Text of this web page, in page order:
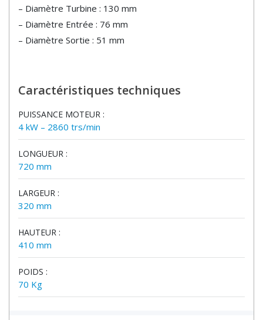
– Diamètre Turbine : 130 mm
– Diamètre Entrée : 76 mm
– Diamètre Sortie : 51 mm
Caractéristiques techniques
PUISSANCE MOTEUR :
4 kW – 2860 trs/min
LONGUEUR :
720 mm
LARGEUR :
320 mm
HAUTEUR :
410 mm
POIDS :
70 Kg